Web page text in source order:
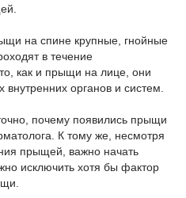
на спине крупные, гнойные
в течение
как и прыщи на лице, они
органов и систем.
почему появились прыщи
К тому же, несмотря
прыщей, важно начать
исключить хотя бы фактор